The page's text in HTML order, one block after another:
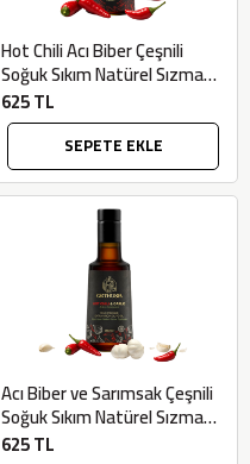
Hot Chili Acı Biber Çeşnili
Soğuk Sıkım Natürel Sızma
Zeytinyağı (250ml) - Orthosia
625 TL
SEPETE EKLE
Acı Biber ve Sarımsak Çeşnili
Soğuk Sıkım Natürel Sızma
Zeytinyağı (250ml) - Orthosia
625 TL